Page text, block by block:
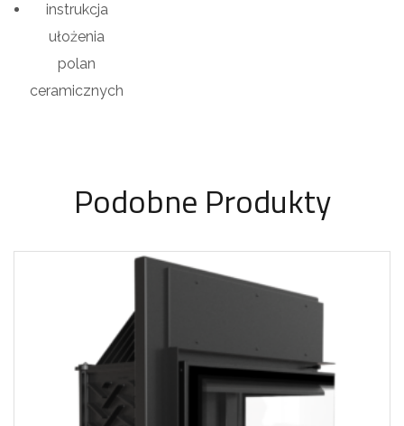
instrukcja
ułożenia
polan
ceramicznych
Podobne Produkty